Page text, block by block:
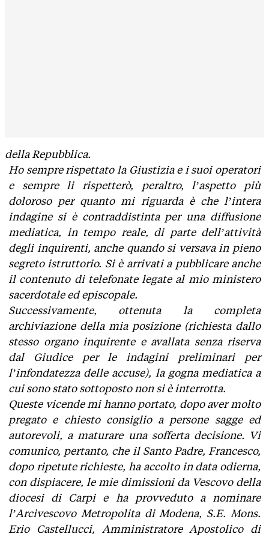
della Repubblica.
Ho sempre rispettato la Giustizia e i suoi operatori
e sempre li rispetterò, peraltro, l’aspetto più
doloroso per quanto mi riguarda è che l’intera
indagine si è contraddistinta per una diffusione
mediatica, in tempo reale, di parte dell’attività
degli inquirenti, anche quando si versava in pieno
segreto istruttorio. Si è arrivati a pubblicare anche
il contenuto di telefonate legate al mio ministero
sacerdotale ed episcopale.
Successivamente, ottenuta la completa
archiviazione della mia posizione (richiesta dallo
stesso organo inquirente e avallata senza riserva
dal Giudice per le indagini preliminari per
l’infondatezza delle accuse), la gogna mediatica a
cui sono stato sottoposto non si è interrotta.
Queste vicende mi hanno portato, dopo aver molto
pregato e chiesto consiglio a persone sagge ed
autorevoli, a maturare una sofferta decisione. Vi
comunico, pertanto, che il Santo Padre, Francesco,
dopo ripetute richieste, ha accolto in data odierna,
con dispiacere, le mie dimissioni da Vescovo della
diocesi di Carpi e ha provveduto a nominare
l’Arcivescovo Metropolita di Modena, S.E. Mons.
Erio Castellucci, Amministratore Apostolico di